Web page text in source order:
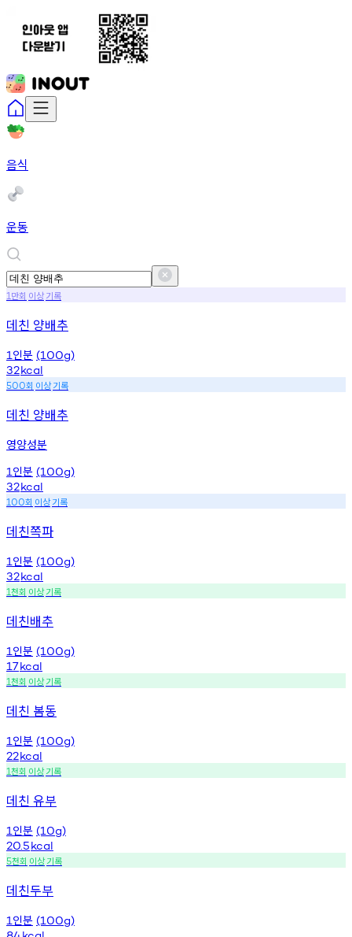
음식
운동
1 만회 이상기록
데친 양배추
1 인분 (100g)
32kcal
500회 이상기록
데친 양배추
영양성분
1 인분 (100g)
32kcal
100회 이상기록
데친쪽파
1 인분 (100g)
32kcal
1천회 이상기록
데친배추
1 인분 (100g)
17kcal
1천회 이상기록
데친 봄동
1 인분 (100g)
22kcal
1천회 이상기록
데친 유부
1 인분 (10g)
20.5kcal
5천회 이상기록
데친두부
1 인분 (100g)